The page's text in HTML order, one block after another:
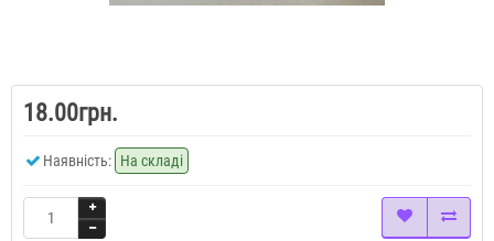
18.00грн.
Наявність: На складі